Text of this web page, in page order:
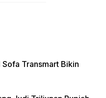
Transmart Bikin